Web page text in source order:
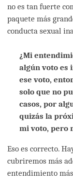
no es tan fuerte
paquete más
conducta sexual
¿Mi
algún voto es
ese voto,
solo que no
casos, por
quizás la
mi voto, pero
Eso es correcto.
cubriremos más
entendimiento